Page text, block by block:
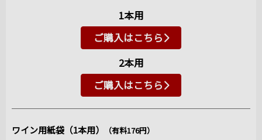
1本用
ご購入はこちら
2本用
ご購入はこちら
ワイン用紙袋（1本用） （有料176円）